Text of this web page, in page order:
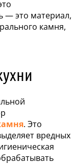
— это материал,
камня,
. Это
вредных